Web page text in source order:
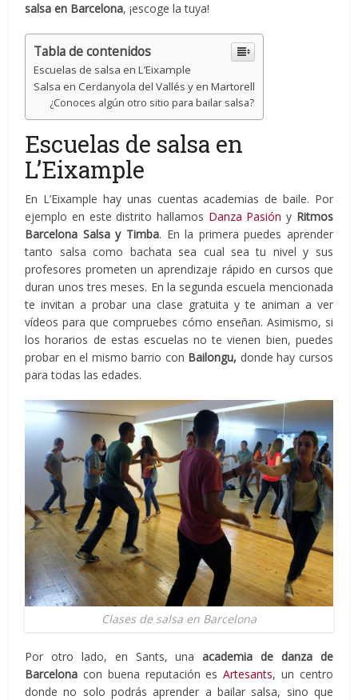
salsa en Barcelona, ¡escoge la tuya!
Tabla de contenidos
Escuelas de salsa en L’Eixample
Salsa en Cerdanyola del Vallés y en Martorell
¿Conoces algún otro sitio para bailar salsa?
Escuelas de salsa en
L’Eixample
En L’Eixample hay unas cuentas academias de baile. Por
ejemplo en este distrito hallamos Danza Pasión y Ritmos
Barcelona Salsa y Timba. En la primera puedes aprender
tanto salsa como bachata sea cual sea tu nivel y sus
profesores prometen un aprendizaje rápido en cursos que
duran unos tres meses. En la segunda escuela mencionada
te invitan a probar una clase gratuita y te animan a ver
vídeos para que compruebes cómo enseñan. Asimismo, si
los horarios de estas escuelas no te vienen bien, puedes
probar en el mismo barrio con Bailongu, donde hay cursos
para todas las edades.
Clases de salsa en Barcelona
Por otro lado, en Sants, una academia de danza de
Barcelona con buena reputación esArtesants, un centro
donde no solo podrás aprender a bailar salsa, sino que